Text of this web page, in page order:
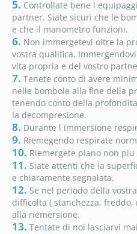
5. Controllate bene l
partner. Siate sicuri che le
e che il manometro funzioni.
6. Non immergetevi oltre la
vostra qualifica.
vita propria e del vostro
7. Tenete conto di avere
nelle bombole alla fine della
tenendo conto della
la decompresione.
8. Durante l immersione
9. Riemegendo respirate
10. Riemergete piano non
11. Siate attenti che la
e chiaramente segnalata.
12. Se nel periodo della
difficolta ( stanchezza,
alla riemersione.
13. Tentate di noi lasciarvi